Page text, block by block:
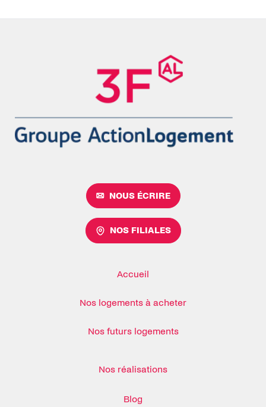
Accueil
Nos logements à acheter
Nos futurs logements
Nos réalisations
Blog
NOUS ÉCRIRE
NOS FILIALES